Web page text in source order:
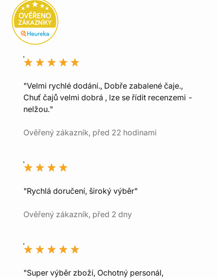
"Velmi rychlé dodání., Dobře zabalené čaje.,
Chuť čajů velmi dobrá , lze se řídit recenzemi -
nelžou."
Ověřený zákazník, před 22 hodinami
"Rychlá doručení, široký výběr"
Ověřený zákazník, před 2 dny
"Super výběr zboží, Ochotný personál,